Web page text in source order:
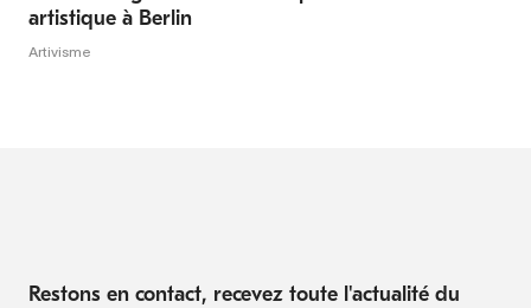
artistique à Berlin
Artivisme
Restons en contact, recevez toute l'actualité du